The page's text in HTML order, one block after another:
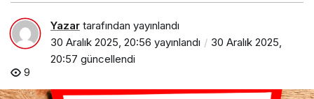
Yazar tarafından yayınlandı
30 Aralık 2025, 20:56 yayınlandı
30 Aralık 2025,
20:57 güncellendi
9